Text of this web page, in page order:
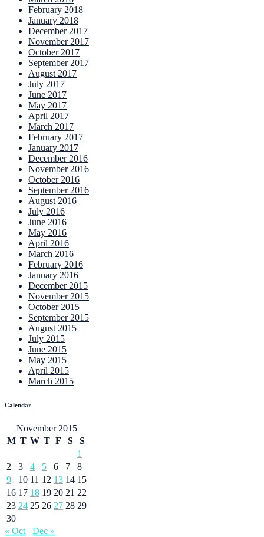
February 2018
January 2018
December 2017
November 2017
October 2017
September 2017
August 2017
July 2017
June 2017
May 2017
April 2017
March 2017
February 2017
January 2017
December 2016
November 2016
October 2016
September 2016
August 2016
July 2016
June 2016
May 2016
April 2016
March 2016
February 2016
January 2016
December 2015
November 2015
October 2015
September 2015
August 2015
July 2015
June 2015
May 2015
April 2015
March 2015
Calendar
November 2015
M T W T F S
S
1
2
3 4 5 6 7
8
9
10 11 12 13 14 15
16 17 18 19 20 21 22
23 24 25 26 27 28 29
30
« Oct
Dec »